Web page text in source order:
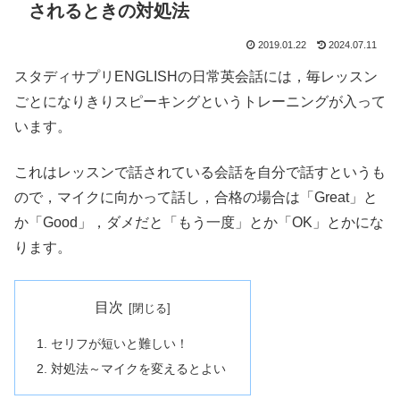
されるときの対処法
2019.01.22 2024.07.11
スタディサプリENGLISHの日常英会話には，毎レッスン
ごとになりきりスピーキングというトレーニングが入って
います。
これはレッスンで話されている会話を自分で話すというも
ので，マイクに向かって話し，合格の場合は「Great」と
か「Good」，ダメだと「もう一度」とか「OK」とかにな
ります。
目次
セリフが短いと難しい！
対処法～マイクを変えるとよい